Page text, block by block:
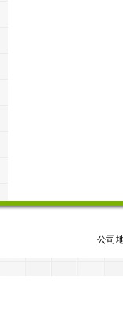
公司